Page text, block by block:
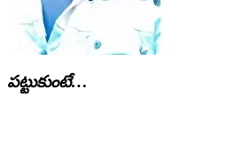
పట్టుకుంటే…